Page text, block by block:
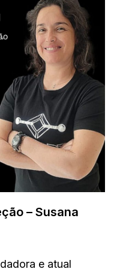
– Susana
e atual